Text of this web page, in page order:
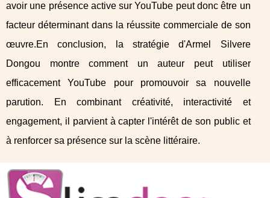
avoir une présence active sur YouTube peut donc être un
facteur déterminant dans la réussite commerciale de son
œuvre.En conclusion, la stratégie d'Armel Silvere
Dongou montre comment un auteur peut utiliser
efficacement YouTube pour promouvoir sa nouvelle
parution. En combinant créativité, interactivité et
engagement, il parvient à capter l'intérêt de son public et
à renforcer sa présence sur la scène littéraire.